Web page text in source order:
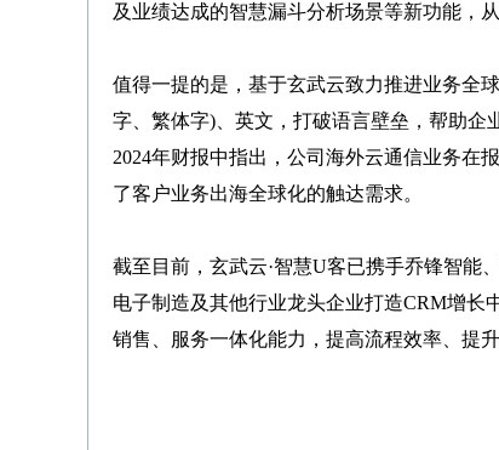
及业绩达成的智慧漏斗分析场景等新功能，
值得一提的是，基于玄武云致力推进业务全
字、繁体字)、英文，打破语言壁垒，帮助企
2024年财报中指出，公司海外云通信业务在
了客户业务出海全球化的触达需求。
截至目前，玄武云·智慧U客已携手乔锋智能
电子制造及其他行业龙头企业打造CRM增长
销售、服务一体化能力，提高流程效率、提